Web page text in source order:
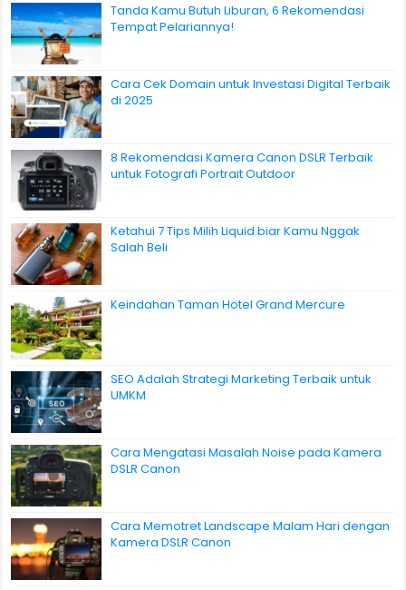
Tanda Kamu Butuh Liburan, 6 Rekomendasi
Tempat Pelariannya!
Cara Cek Domain untuk Investasi Digital Terbaik
di 2025
8 Rekomendasi Kamera Canon DSLR Terbaik
untuk Fotografi Portrait Outdoor
Ketahui 7 Tips Milih Liquid biar Kamu Nggak
Salah Beli
Keindahan Taman Hotel Grand Mercure
SEO Adalah Strategi Marketing Terbaik untuk
UMKM
Cara Mengatasi Masalah Noise pada Kamera
DSLR Canon
Cara Memotret Landscape Malam Hari dengan
Kamera DSLR Canon